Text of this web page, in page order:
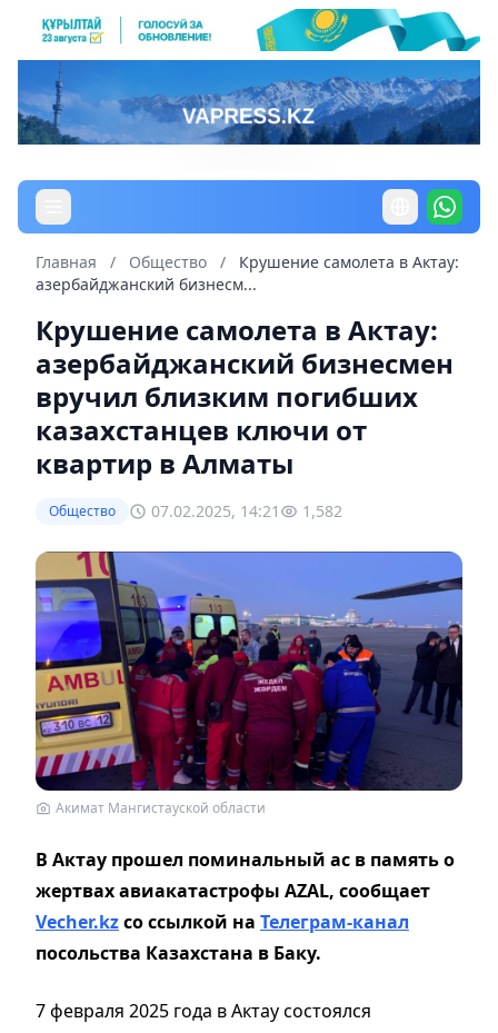
Главная / Общество /
Крушение самолета в Актау:
азербайджанский бизнесм...
Крушение самолета в Актау:
азербайджанский бизнесмен
вручил близким погибших
казахстанцев ключи от
квартир в Алматы
Общество 07.02.2025, 14:21 1,582
Акимат Мангистауской области
В Актау прошел поминальный ас в память о
жертвах авиакатастрофы AZAL, сообщает
Vecher.kzсо ссылкой на Телеграм-канал
посольства Казахстана в Баку.
7 февраля 2025 года в Актау состоялся